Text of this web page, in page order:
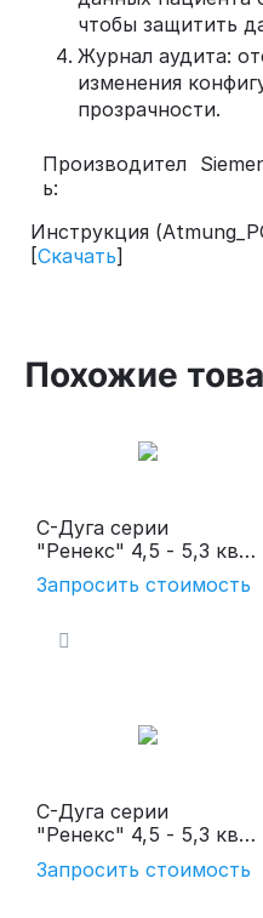
чтобы защитить
Журнал аудита:
изменения
прозрачности.
Производител
ь:
Инструкция
[Скачать]
Похожие
С-Дуга серии
"Ренекс" 4,5 - 5,3 квт
с цифровым
плоскопанельным
Запросить стоимость
С-Дуга серии
"Ренекс" 4,5 - 5,3 квт
с цифровым УРИ
Запросить стоимость